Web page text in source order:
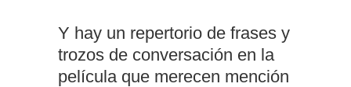
Y hay un repertorio de frases y
trozos de conversación en la
película que merecen mención